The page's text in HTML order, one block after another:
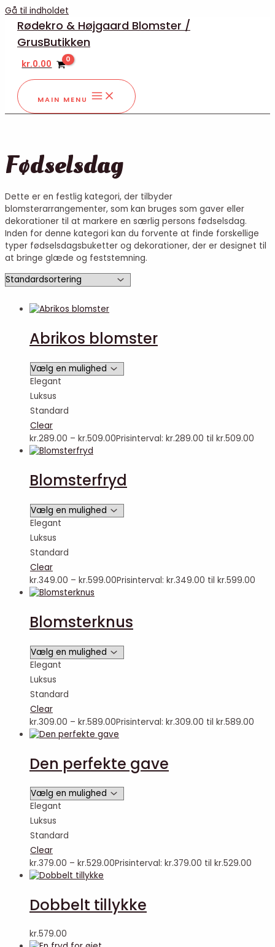
Gå til indholdet
Rødekro & Højgaard Blomster /
GrusButikken
kr.0.00
MAIN MENU
Fødselsdag
Dette er en festlig kategori, der tilbyder
blomsterarrangementer, som kan bruges som gaver eller
dekorationer til at markere en særlig persons fødselsdag.
Inden for denne kategori kan du forvente at finde forskellige
typer fødselsdagsbuketter og dekorationer, der er designet til
at bringe glæde og feststemning.
Abrikos blomster
Elegant
Luksus
Standard
Clear
kr.289.00 – kr.509.00Prisinterval: kr.289.00 til kr.509.00
Blomsterfryd
Elegant
Luksus
Standard
Clear
kr.349.00 – kr.599.00Prisinterval: kr.349.00 til kr.599.00
Blomsterknus
Elegant
Luksus
Standard
Clear
kr.309.00 – kr.589.00Prisinterval: kr.309.00 til kr.589.00
Den perfekte gave
Elegant
Luksus
Standard
Clear
kr.379.00 – kr.529.00Prisinterval: kr.379.00 til kr.529.00
Dobbelt tillykke
kr.579.00